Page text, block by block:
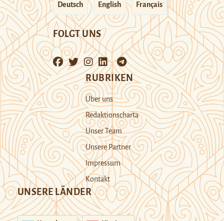
Deutsch English Français
FOLGT UNS
RUBRIKEN
Über uns
Redaktionscharta
Unser Team
Unsere Partner
Impressum
Kontakt
UNSERE LÄNDER